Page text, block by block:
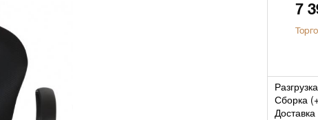
7
Сборка
Доставка